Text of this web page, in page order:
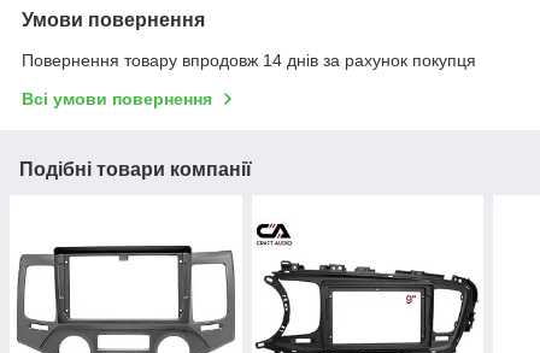
Умови повернення
Повернення товару впродовж 14 днів за рахунок покупця
Всі умови повернення
Подібні товари компанії